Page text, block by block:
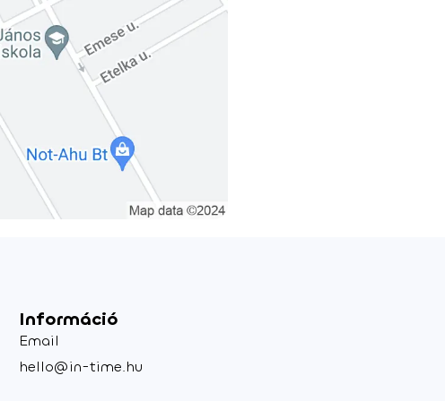
Információ
Email
hello@in-time.hu